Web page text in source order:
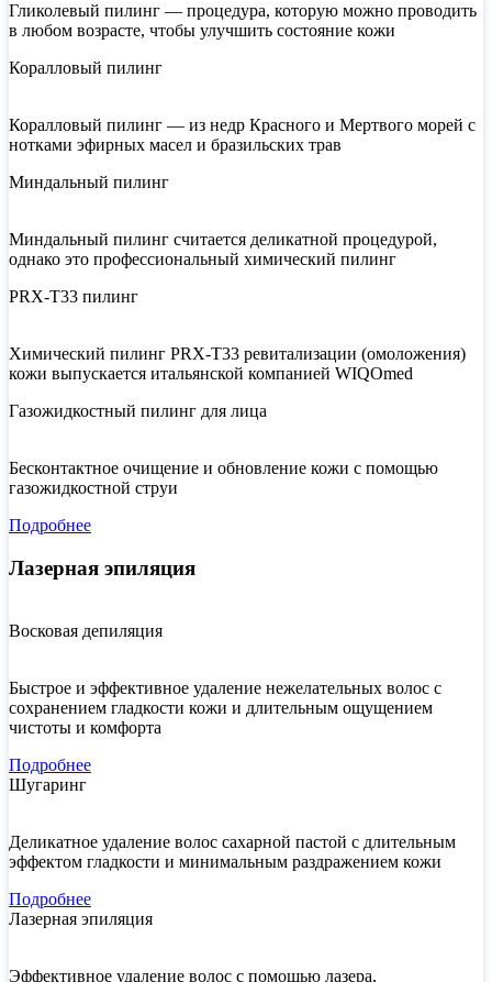
Гликолевый пилинг — процедура, которую можно проводить
в любом возрасте, чтобы улучшить состояние кожи
Коралловый пилинг
Коралловый пилинг — из недр Красного и Мертвого морей с
нотками эфирных масел и бразильских трав
Миндальный пилинг
Миндальный пилинг считается деликатной процедурой,
однако это профессиональный химический пилинг
PRX-T33 пилинг
Химический пилинг PRX-T33 ревитализации (омоложения)
кожи выпускается итальянской компанией WIQOmed
Газожидкостный пилинг для лица
Бесконтактное очищение и обновление кожи с помощью
газожидкостной струи
Подробнее
Лазерная эпиляция
Восковая депиляция
Быстрое и эффективное удаление нежелательных волос с
сохранением гладкости кожи и длительным ощущением
чистоты и комфорта
Подробнее
Шугаринг
Деликатное удаление волос сахарной пастой с длительным
эффектом гладкости и минимальным раздражением кожи
Подробнее
Лазерная эпиляция
Эффективное удаление волос с помощью лазера,